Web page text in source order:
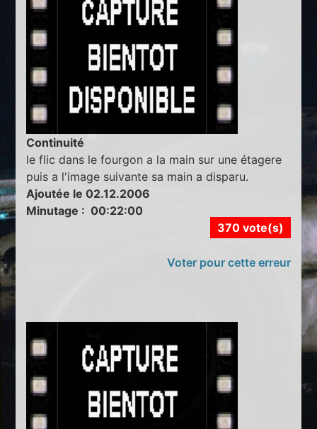
Continuité
le flic dans le fourgon a la main sur une étagere
puis a l'image suivante sa main a disparu.
Ajoutée le 02.12.2006
Minutage : 00:22:00
370 vote(s)
Voter pour cette erreur